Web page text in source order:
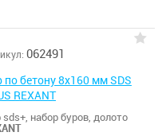
062491
по бетону 8х160 мм SDS
REXANT
sds+, набор буров, долото